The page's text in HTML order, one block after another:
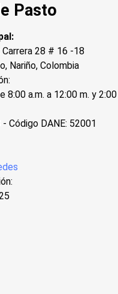
Pasto
Carrera 28 # 16 -18
Nariño, Colombia
8:00 a.m. a 12:00 m. y 2:00
Código DANE: 52001